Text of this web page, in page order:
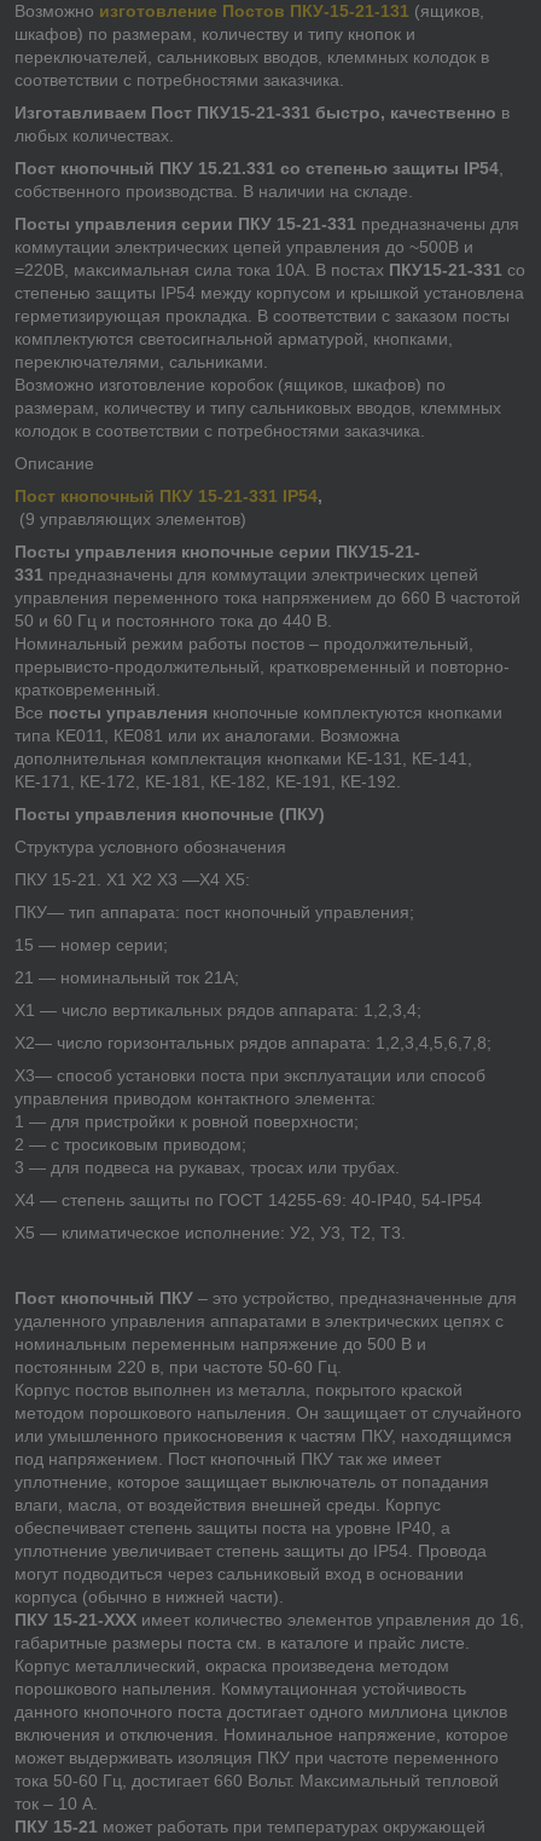
Возможно изготовление Постов ПКУ-15-21-131 (ящиков,
шкафов) по размерам, количеству и типу кнопок и
переключателей, сальниковых вводов, клеммных колодок в
соответствии с потребностями заказчика.
Изготавливаем Пост ПКУ15-21-331 быстро, качественно в
любых количествах.
Пост кнопочный ПКУ 15.21.331 со степенью защиты IP54,
собственного производства. В наличии на складе.
Посты управления серии ПКУ 15-21-331 предназначены для
коммутации электрических цепей управления до ~500В и
=220В, максимальная сила тока 10А. В постах ПКУ15-21-331 со
степенью защиты IP54 между корпусом и крышкой установлена
герметизирующая прокладка. В соответствии с заказом посты
комплектуются светосигнальной арматурой, кнопками,
переключателями, сальниками.
Возможно изготовление коробок (ящиков, шкафов) по
размерам, количеству и типу сальниковых вводов, клеммных
колодок в соответствии с потребностями заказчика.
Описание
Пост кнопочный ПКУ 15-21-331 IP54,
(9 управляющих элементов)
Посты управления кнопочные серии ПКУ15-21-
331 предназначены для коммутации электрических цепей
управления переменного тока напряжением до 660 В частотой
50 и 60 Гц и постоянного тока до 440 В.
Номинальный режим работы постов – продолжительный,
прерывисто-продолжительный, кратковременный и повторно-
кратковременный.
Все посты управления кнопочные комплектуются кнопками
типа КЕ011, КЕ081 или их аналогами. Возможна
дополнительная комплектация кнопками КЕ-131, КЕ-141,
КЕ-171, КЕ-172, КЕ-181, КЕ-182, КЕ-191, КЕ-192.
Посты управления кнопочные (ПКУ)
Структура условного обозначения
ПКУ 15-21. Х1 Х2 Х3 —Х4 Х5:
ПКУ— тип аппарата: пост кнопочный управления;
15 — номер серии;
21 — номинальный ток 21А;
Х1 — число вертикальных рядов аппарата: 1,2,3,4;
Х2— число горизонтальных рядов аппарата: 1,2,3,4,5,6,7,8;
Х3— способ установки поста при эксплуатации или способ
управления приводом контактного элемента:
1 — для пристройки к ровной поверхности;
2 — с тросиковым приводом;
3 — для подвеса на рукавах, тросах или трубах.
Х4 — степень защиты по ГОСТ 14255-69: 40-IP40, 54-IP54
Х5 — климатическое исполнение: У2, У3, Т2, Т3.
Пост кнопочный ПКУ – это устройство, предназначенные для
удаленного управления аппаратами в электрических цепях с
номинальным переменным напряжение до 500 В и
постоянным 220 в, при частоте 50-60 Гц.
Корпус постов выполнен из металла, покрытого краской
методом порошкового напыления. Он защищает от случайного
или умышленного прикосновения к частям ПКУ, находящимся
под напряжением. Пост кнопочный ПКУ так же имеет
уплотнение, которое защищает выключатель от попадания
влаги, масла, от воздействия внешней среды. Корпус
обеспечивает степень защиты поста на уровне IP40, а
уплотнение увеличивает степень защиты до IP54. Провода
могут подводиться через сальниковый вход в основании
корпуса (обычно в нижней части).
ПКУ 15-21-ХХХ имеет количество элементов управления до 16,
габаритные размеры поста см. в каталоге и прайс листе.
Корпус металлический, окраска произведена методом
порошкового напыления. Коммутационная устойчивость
данного кнопочного поста достигает одного миллиона циклов
включения и отключения. Номинальное напряжение, которое
может выдерживать изоляция ПКУ при частоте переменного
тока 50-60 Гц, достигает 660 Вольт. Максимальный тепловой
ток – 10 А.
ПКУ 15-21 может работать при температурах окружающей